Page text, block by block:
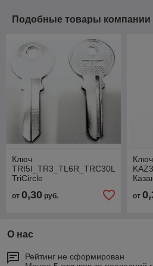
Подобные товары компании
Ключ
TRI5I_TR3_TL6R_TRC30L
TriCircle
от 0,30 руб.
Ключ
от
О нас
Рейтинг не сформирован